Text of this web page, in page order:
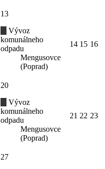
13
Vývoz
komunálneho
odpadu
Mengusovce
(Poprad)
14 15 16
20
Vývoz
komunálneho
odpadu
Mengusovce
(Poprad)
21 22 23
27